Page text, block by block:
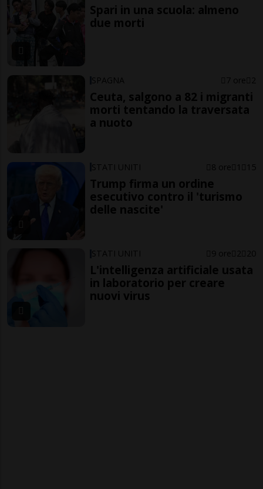
Spari in una scuola: almeno
due morti
SPAGNA 7 ore 2
Ceuta, salgono a 82 i migranti
morti tentando la traversata
a nuoto
STATI UNITI 8 ore 1 15
Trump firma un ordine
esecutivo contro il 'turismo
delle nascite'
STATI UNITI 9 ore 2 20
L'intelligenza artificiale usata
in laboratorio per creare
nuovi virus